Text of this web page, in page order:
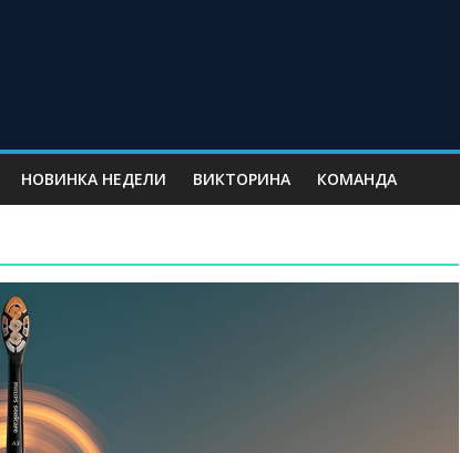
НОВИНКА НЕДЕЛИ ВИКТОРИНА КОМАНДА